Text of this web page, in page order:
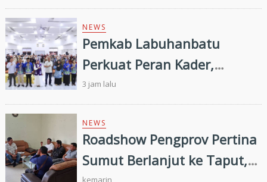
Digital
NEWS
Pemkab Labuhanbatu
Perkuat Peran Kader,
Efektivitas Penurunan
Stunting Masih Menjadi
Tantangan Bersama
3 jam lalu
NEWS
Roadshow Pengprov Pertina
Sumut Berlanjut ke Taput,